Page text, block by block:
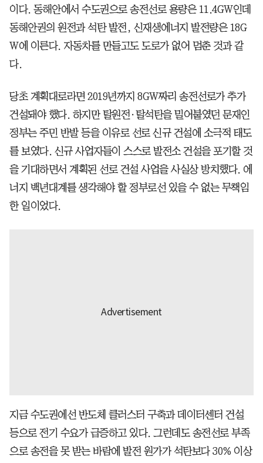
이다. 동해안에서 수도권으로 송전선로 용량은 11.4GW인데
동해안권의 원전과 석탄 발전, 신재생에너지 발전량은 18G
W에 이른다. 자동차를 만들고도 도로가 없어 멈춘 것과 같
다.
당초 계획대로라면 2019년까지 8GW짜리 송전선로가 추가
건설돼야 했다. 하지만 탈원전·탈석탄을 밀어붙였던 문재인
정부는 주민 반발 등을 이유로 선로 신규 건설에 소극적 태도
를 보였다. 신규 사업자들이 스스로 발전소 건설을 포기할 것
을 기대하면서 계획된 선로 건설 사업을 사실상 방치했다. 에
너지 백년대계를 생각해야 할 정부로선 있을 수 없는 무책임
한 일이었다.
지금 수도권에선 반도체 클러스터 구축과 데이터센터 건설
등으로 전기 수요가 급증하고 있다. 그런데도 송전선로 부족
으로 송전을 못 받는 바람에 발전 원가가 석탄보다 30% 이상